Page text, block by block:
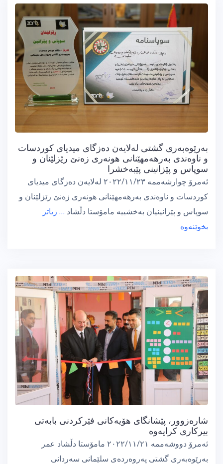
بەرێوەبەری گشتی لەلایەن دەزگای میدیای كوردسات
و ناوەندی بەرهەمهێنانی هونەری زەنێ رێزلێنان و
سوپاس و پێزانینی پێبەخشرا
ئەمرۆ چوارشەممە ٢٠٢٢/١١/٢٣ لەلایەن دەزگای میدیای
كوردسات و ناوەندی بەرهەمهێنانی هونەری زەنێ رێزلێنان و
سوپاس و پێزانینیان بەخشییە مامۆستا دڵشاد … زیاتر
بخوێنەوە
شارەزوور، پێشانگای هۆیەكانی فێركردنی بابەتی
بیركاری كرایەوە
ئەمرۆ دووشەممە ٢٠٢٢/١١/٢١ مامۆستا دڵشاد عمر
بەرێوەبەری گشتی پەروەردەی سلێمانی سەردانی